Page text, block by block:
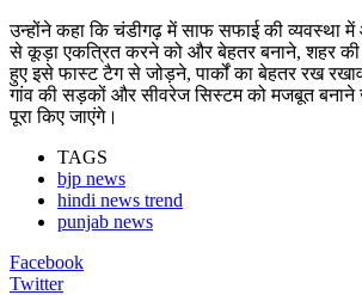
उन्होंने कहा कि चंडीगढ़ में साफ सफाई की व्यवस्था
से कूड़ा एकत्रित करने को और बेहतर बनाने, शहर की
हुए इसे फास्ट टैग से जोड़ने, पार्कों का बेहतर रख
गांव की सड़कों और सीवरेज सिस्टम को मजबूत
पूरा किए जाएंगे।
TAGS
bjp news
hindi news trend
punjab news
Facebook
Twitter